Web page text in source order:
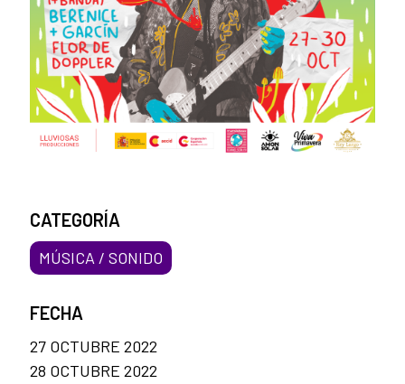
CATEGORÍA
MÚSICA / SONIDO
FECHA
27 OCTUBRE 2022
28 OCTUBRE 2022